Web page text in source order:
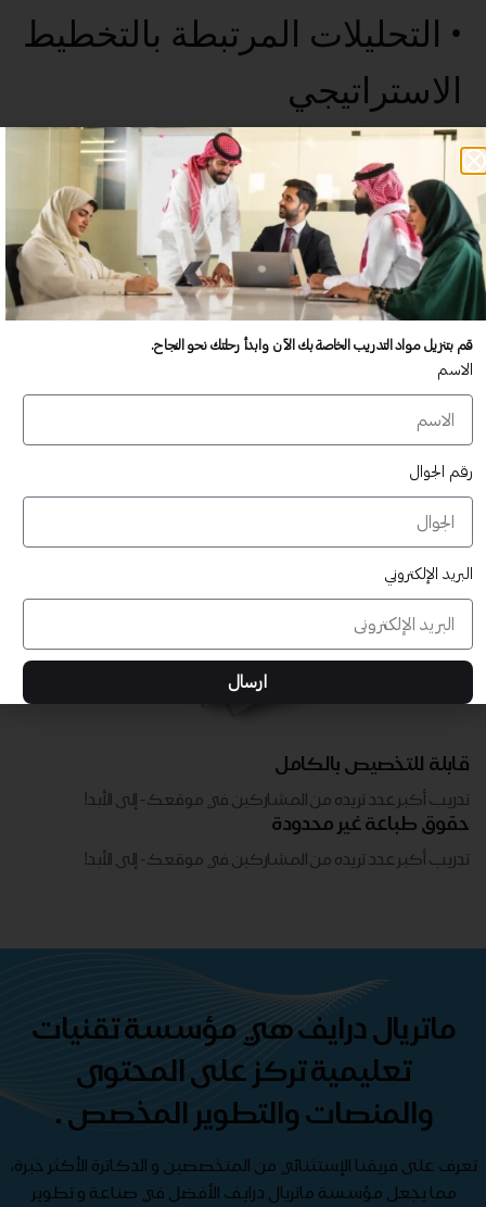
• التحليلات المرتبطة بالتخطيط
الاستراتيجي
• الخاتمة
عدد غير محدود من المستخدمين
تدريب أكبر عدد تريده من المشاركين في موقعك - ​​إلى الأبد!
لا توجد رسوم تجديد سنوية
تدريب أكبر عدد تريده من المشاركين في موقعك - ​​إلى الأبد!
قابلة للتخصيص بالكامل
تدريب أكبر عدد تريده من المشاركين في موقعك - ​​إلى الأبد!
حقوق طباعة غير محدودة
تدريب أكبر عدد تريده من المشاركين في موقعك - ​​إلى الأبد!
ماتريال درايف هي مؤسسة تقنيات
تعليمية تركز على المحتوى
والمنصات والتطوير المخصص .
تعرف على فريقنا الإستثنائي من المتخصصين و الدكاترة الأكثر خبرة،
مما يجعل مؤسسة ماتريال درايف الأفضل في صناعة و تطوير
قم بتنزيل مواد التدريب الخاصة بك الآن وابدأ رحلتك نحو النجاح.
الاسم
رقم الجوال
البريد الإلكتروني
ارسال